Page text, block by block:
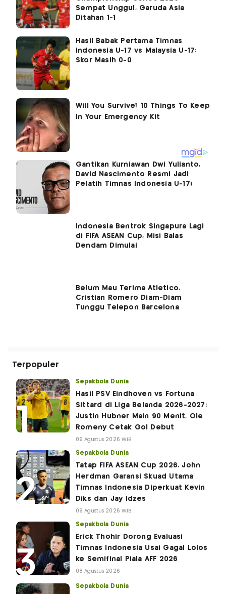
Sempat Unggul, Garuda Asia
Ditahan 1-1
Hasil Babak Pertama Timnas
Indonesia U-17 vs Malaysia U-17:
Skor Masih 0-0
Gantikan Kurniawan Dwi Yulianto,
David Nascimento Resmi Jadi
Pelatih Timnas Indonesia U-17!
Indonesia Bentrok Singapura Lagi
di FIFA ASEAN Cup, Misi Balas
Dendam Dimulai
Belum Mau Terima Atletico,
Cristian Romero Diam-Diam
Tunggu Telepon Barcelona
Terpopuler
Sepakbola Dunia
Hasil PSV Eindhoven vs Fortuna
Sittard di Liga Belanda 2026-2027:
Justin Hubner Main 90 Menit, Ole
Romeny Cetak Gol Debut
09 Agustus 2026 WIB
Sepakbola Dunia
Tatap FIFA ASEAN Cup 2026, John
Herdman Garansi Skuad Utama
Timnas Indonesia Diperkuat Kevin
Diks dan Jay Idzes
09 Agustus 2026 WIB
Sepakbola Dunia
Erick Thohir Dorong Evaluasi
Timnas Indonesia Usai Gagal Lolos
ke Semifinal Piala AFF 2026
08 Agustus 2026
Sepakbola Dunia